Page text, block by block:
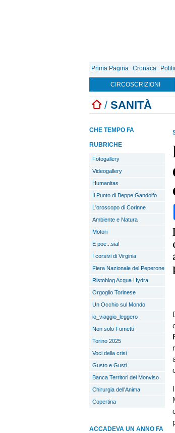
Prima Pagina Cronaca
CIRCOSCRIZIONI
/ SANITÀ
CHE TEMPO FA
RUBRICHE
Fotogallery
Videogallery
Humanitas
Il Punto di Beppe Gandolfo
L'oroscopo di Corinne
Ambiente e Natura
Motori
E poe...sia!
I corsivi di Virginia
Fiera Nazionale del Peperone
Ristoblog Acqua Hydra
Orgoglio Torinese
Un Occhio sul Mondo
io_viaggio_leggero
Non solo Fumetti
Torino 2025
Voci della crisi
Gusto e Gusti
Banca Territori del Monviso
Chirurgia dell'Anima
Copertina
ACCADEVA UN ANNO FA